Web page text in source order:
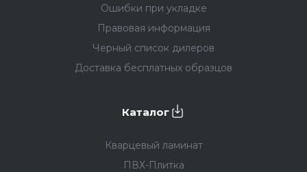
Ошибки при укладке
Правовая информация
Черный список дилеров
Доставка бесплатных образцов
Каталог
Кварцевый ламинат
ПВХ-Плитка